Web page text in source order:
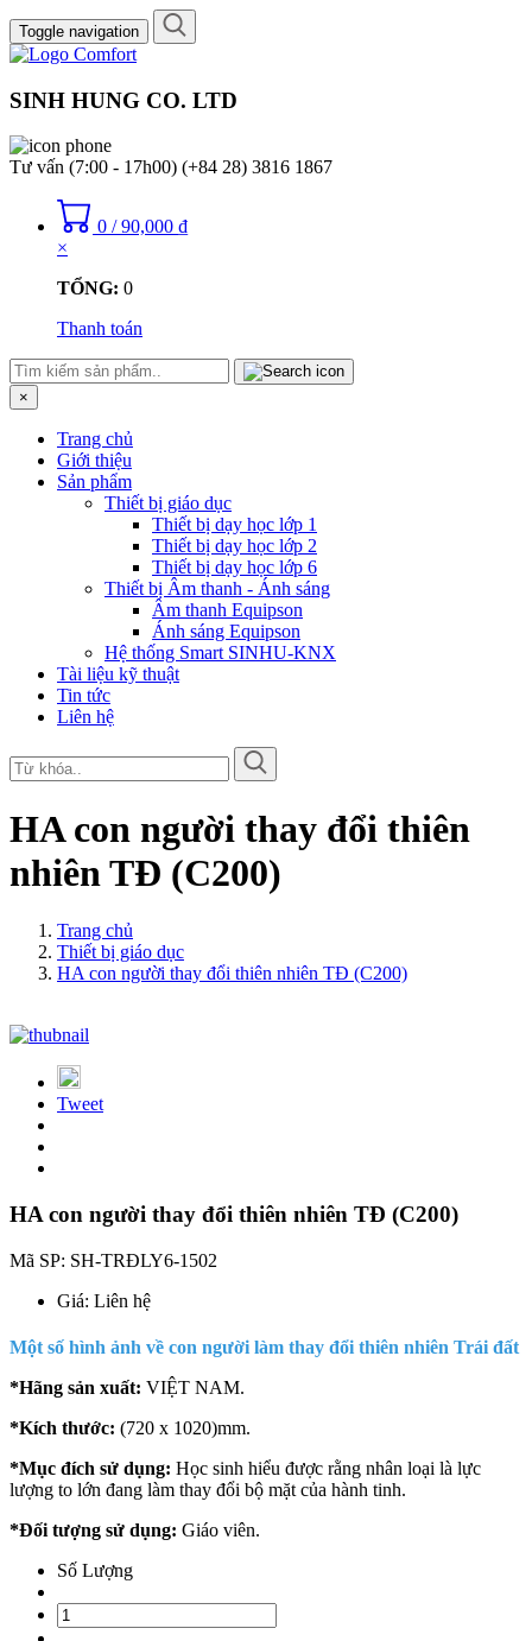
Toggle navigation
SINH HUNG CO. LTD
Tư vấn (7:00 - 17h00) (+84 28) 3816 1867
0 / 90,000 ₫
×
TỔNG: 0
Thanh toán
×
Trang chủ
Giới thiệu
Sản phẩm
Thiết bị giáo dục
Thiết bị dạy học lớp 1
Thiết bị dạy học lớp 2
Thiết bị dạy học lớp 6
Thiết bị Âm thanh - Ánh sáng
Âm thanh Equipson
Ánh sáng Equipson
Hệ thống Smart SINHU-KNX
Tài liệu kỹ thuật
Tin tức
Liên hệ
HA con người thay đổi thiên
nhiên TĐ (C200)
Trang chủ
Thiết bị giáo dục
HA con người thay đổi thiên nhiên TĐ (C200)
Tweet
HA con người thay đổi thiên nhiên TĐ (C200)
Mã SP: SH-TRĐLY6-1502
Giá: Liên hệ
Một số hình ảnh về con người làm thay đổi thiên nhiên Trái đất
*Hãng sản xuất: VIỆT NAM.
*Kích thước: (720 x 1020)mm.
*Mục đích sử dụng: Học sinh hiểu được rằng nhân loại là lực
lượng to lớn đang làm thay đổi bộ mặt của hành tinh.
*Đối tượng sử dụng: Giáo viên.
Số Lượng